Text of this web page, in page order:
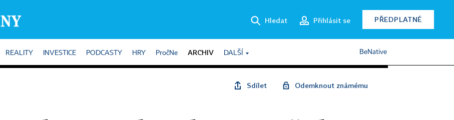
Hledat Přihlásit se PŘEDPLATNÉ
REALITY INVESTICE PODCASTY HRY PročNe ARCHIV DALŠÍ BeNative
Sdílet Odemknout známému